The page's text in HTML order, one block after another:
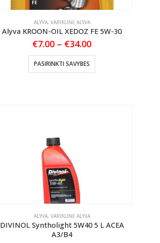
the
page
ALYVA, VARIKLINĖ ALYVA
Alyva KROON-OIL XEDOZ FE 5W-30
€7.00 – €34.00Price
through
PASIRINKTI SAVYBES
product
ALYVA, VARIKLINĖ ALYVA
DIVINOL Syntholight 5W40 5 L ACEA
A3/B4